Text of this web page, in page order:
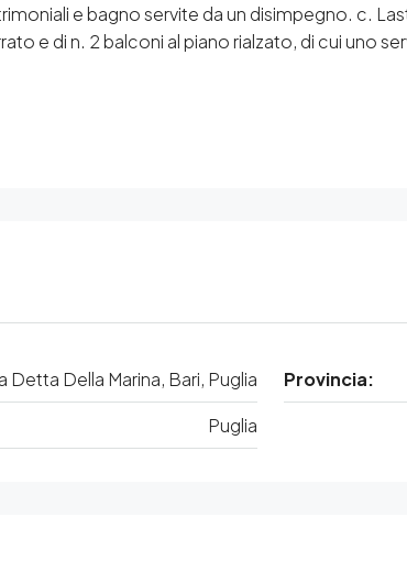
e bagno servite da un disimpegno. c.
e di n. 2 balconi al piano rialzato, di cui uno
Detta Della Marina, Bari, Puglia Provincia:
Puglia